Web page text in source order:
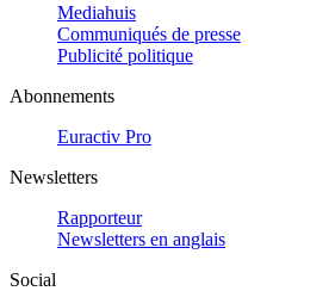
Mediahuis
Communiqués de presse
Publicité politique
Abonnements
Euractiv Pro
Newsletters
Rapporteur
Newsletters en anglais
Social